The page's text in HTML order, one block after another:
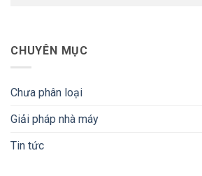
CHUYÊN MỤC
Chưa phân loại
Giải pháp nhà máy
Tin tức